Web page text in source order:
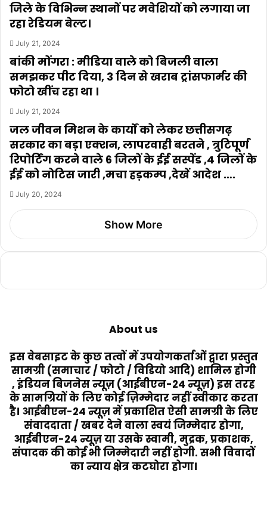
जिले के विभिन्न स्थानों पर मवेशियों को लगाया जा
रहा रेडियम बेल्ट।
July 21, 2024
बांकी मोंगरा : मीडिया वाले को बिजली वाला
समझकर पीट दिया, 3 दिन से खराब ट्रांसफार्मर की
फोटो खींच रहा था ।
July 21, 2024
जल जीवन मिशन के कार्यों को लेकर छत्तीसगढ़
सरकार का बड़ा एक्शन, लापरवाही बरतने , त्रुटिपूर्ण
रिपोर्टिंग करने वाले 6 जिलों के ईई सस्पेंड ,4 जिलों के
ईई को नोटिस जारी ,मचा हड़कम्प ,देखें आदेश ….
July 20, 2024
Show More
About us
इस वेबसाइट के कुछ तत्वों में उपयोगकर्ताओं द्वारा प्रस्तुत
सामग्री (समाचार / फोटो / विडियो आदि) शामिल होगी
, इंडियन बिजनेस न्यूज़ (आईबीएन-24 न्यूज़) इस तरह
के सामग्रियों के लिए कोई ज़िम्मेदार नहीं स्वीकार करता
है। आईबीएन-24 न्यूज़ में प्रकाशित ऐसी सामग्री के लिए
संवाददाता / खबर देने वाला स्वयं जिम्मेदार होगा,
आईबीएन-24 न्यूज़ या उसके स्वामी, मुद्रक, प्रकाशक,
संपादक की कोई भी जिम्मेदारी नहीं होगी. सभी विवादों
का न्याय क्षेत्र कटघोरा होगा।